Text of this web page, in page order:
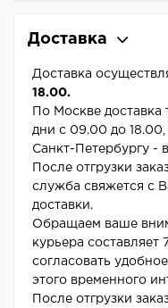
Доставка
Доставка
18.00.
По Москве
дни с 09.00 до
Санкт-Петербургу -
После отгрузки
служба свяжется с
доставки.
Обращаем ваше
курьера
согласовать
этого временного
После отгрузки